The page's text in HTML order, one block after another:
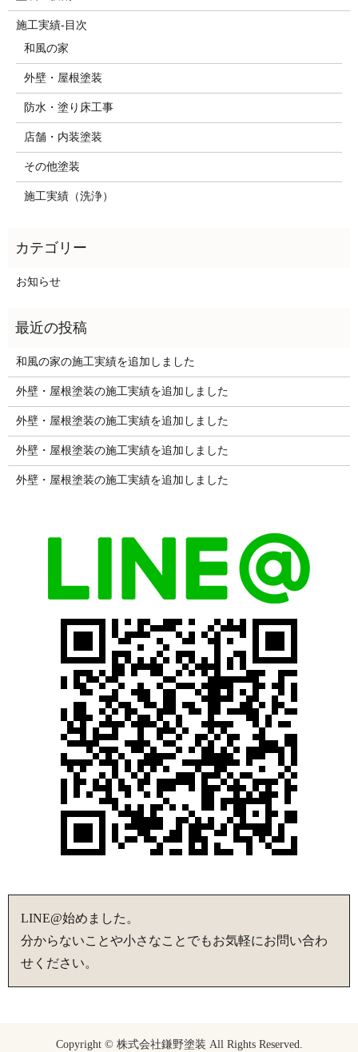
施工実績-目次
和風の家
外壁・屋根塗装
防水・塗り床工事
店舗・内装塗装
その他塗装
施工実績（洗浄）
お知らせ
和風の家の施工実績を追加しました
外壁・屋根塗装の施工実績を追加しました
外壁・屋根塗装の施工実績を追加しました
外壁・屋根塗装の施工実績を追加しました
外壁・屋根塗装の施工実績を追加しました
LINE@始めました。
分からないことや小さなことでもお気軽にお問い合わ
せください。
Copyright © 株式会社鎌野塗装 All Rights Reserved.